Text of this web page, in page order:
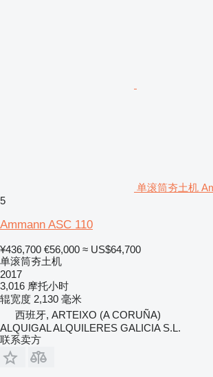
单滚筒夯土机
5
Ammann ASC 110
¥436,700 €56,000 ≈ US$64,700
单滚筒夯土机
2017
3,016 摩托小时
辊宽度 2,130 毫米
西班牙, ARTEIXO (A CORUÑA)
ALQUIGAL ALQUILERES GALICIA S.L.
联系卖方